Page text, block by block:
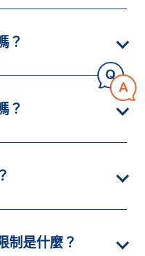
？
？
制是什麼？